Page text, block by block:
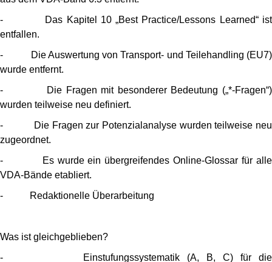
- Das Kapitel 10 „Best Practice/Lessons Learned“ ist
entfallen.
- Die Auswertung von Transport- und Teilehandling (EU7)
wurde entfernt.
- Die Fragen mit besonderer Bedeutung („*-Fragen“)
wurden teilweise neu definiert.
- Die Fragen zur Potenzialanalyse wurden teilweise neu
zugeordnet.
- Es wurde ein übergreifendes Online-Glossar für alle
VDA-Bände etabliert.
- Redaktionelle Überarbeitung
Was ist gleichgeblieben?
- Einstufungssystematik (A, B, C) für die